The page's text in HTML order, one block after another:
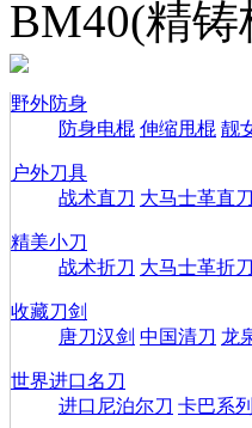
BM40(精铸
野外防身
防身电棍 伸缩甩棍 靓
户外刀具
战术直刀 大马士革直刀
精美小刀
战术折刀 大马士革折刀
收藏刀剑
唐刀汉剑 中国清刀 龙
世界进口名刀
进口尼泊尔刀 卡巴系列